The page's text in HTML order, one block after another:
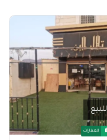
للبيع
العقارات